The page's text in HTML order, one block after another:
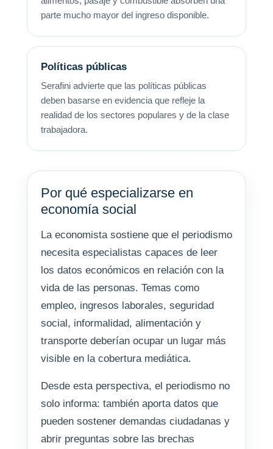
parte mucho mayor del ingreso disponible.
Políticas públicas
Serafini advierte que las políticas públicas
deben basarse en evidencia que refleje la
realidad de los sectores populares y de la clase
trabajadora.
Por qué especializarse en
economía social
La economista sostiene que el periodismo
necesita especialistas capaces de leer
los datos económicos en relación con la
vida de las personas. Temas como
empleo, ingresos laborales, seguridad
social, informalidad, alimentación y
transporte deberían ocupar un lugar más
visible en la cobertura mediática.
Desde esta perspectiva, el periodismo no
solo informa: también aporta datos que
pueden sostener demandas ciudadanas y
abrir preguntas sobre las brechas